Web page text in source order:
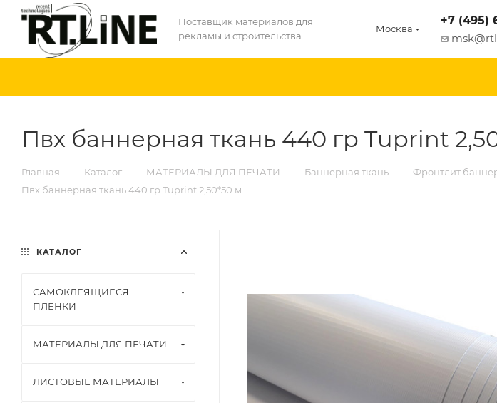
Поставщик материалов для
рекламы и строительства
Москва
+7 (495)
Пвх баннерная ткань 440 гр Tuprint
Главная — Каталог — МАТЕРИАЛЫ ДЛЯ ПЕЧАТИ — Баннерная ткань — Фронтлит
Пвх баннерная ткань 440 гр Tuprint 2,50*50 м
КАТАЛОГ
САМОКЛЕЯЩИЕСЯ
ПЛЕНКИ
МАТЕРИАЛЫ ДЛЯ ПЕЧАТИ
ЛИСТОВЫЕ МАТЕРИАЛЫ